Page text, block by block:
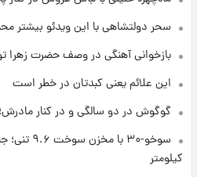
تصاویر کمتر
سحر دولتشاهی با این ویدئو بیشتر
بازخوانی آهنگی در وصف حضرت زهرا
این علائم یعنی کبدتان در خطر است
گوگوش در دو سالگی و در کنار مادرش؛
کیلومتر